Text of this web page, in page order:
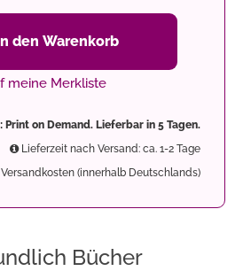
den Warenkorb
meine Merkliste
Print on Demand. Lieferbar in 5 Tagen.
Lieferzeit nach Versand: ca. 1-2 Tage
(innerhalb Deutschlands)
Bücher